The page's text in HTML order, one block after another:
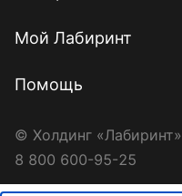
Мой Лабиринт
Помощь
© Холдинг «Лабиринт»
8 800 600-95-25